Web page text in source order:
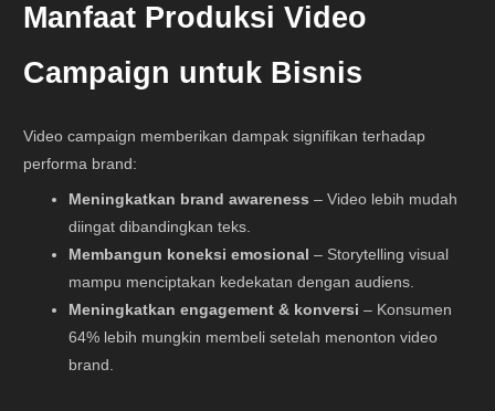
Manfaat Produksi Video
Campaign untuk Bisnis
Video campaign memberikan dampak signifikan terhadap
performa brand:
Meningkatkan brand awareness – Video lebih mudah
diingat dibandingkan teks.
Membangun koneksi emosional – Storytelling visual
mampu menciptakan kedekatan dengan audiens.
Meningkatkan engagement & konversi – Konsumen
64% lebih mungkin membeli setelah menonton video
brand.